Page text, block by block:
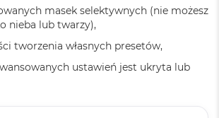
masek selektywnych (nie możesz
nieba lub twarzy),
tworzenia własnych presetów,
ustawień jest ukryta lub